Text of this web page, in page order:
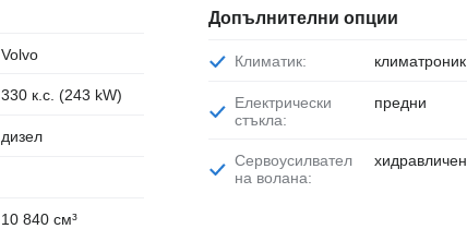
Volvo
330 к.с. (243 kW)
дизел
10 840 см³
Допълнителни опции
Климатик: климатроник
Електрически
стъкла:
предни
Сервоусилвател
на волана:
хидравличен